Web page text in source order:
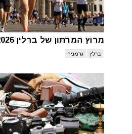
מרוץ המרתון של ברלין 2026
ברלין גרמניה